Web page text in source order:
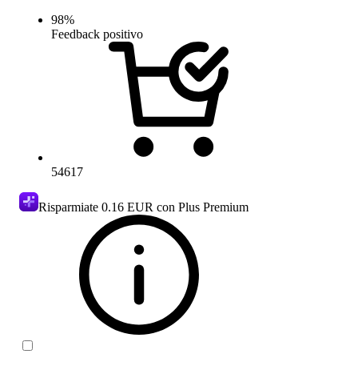
98%
Feedback positivo
54617
Risparmiate 0.16 EUR con Plus Premium